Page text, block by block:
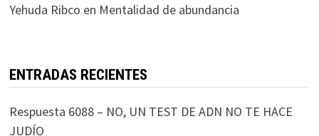
Yehuda Ribco en Mentalidad de abundancia
ENTRADAS RECIENTES
Respuesta 6088 – NO, UN TEST DE ADN NO TE HACE
JUDÍO